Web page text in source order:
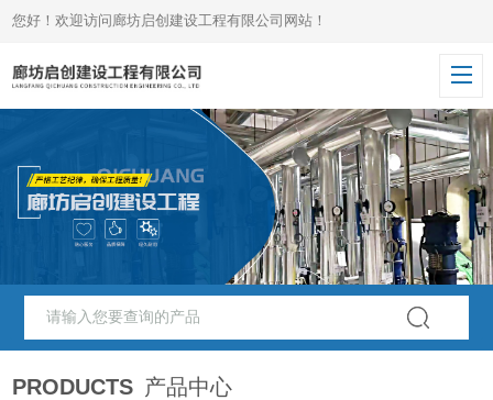
您好！欢迎访问廊坊启创建设工程有限公司网站！
PRODUCTS 产品中心